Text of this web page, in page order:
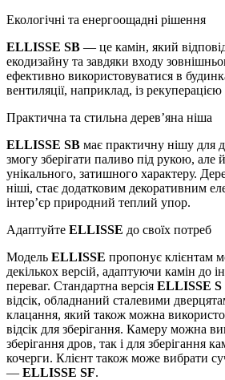
Екологічні та енергоощадні рішення
ELLISSE SB — це камін, який
екодизайну та завдяки входу
ефективно використовуватися в
вентиляції, наприклад, із рекуперацією
Практична та стильна дерев’яна ніша
ELLISSE SB має практичну нішу для
змогу зберігати паливо під рукою, але
унікального, затишного характеру.
ніші, стає додатковим декоративним
інтер’єр природний теплий упор.
Адаптуйте ELLISSE до своїх потреб
Модель ELLISSE пропонує клієнтам
декількох версій, адаптуючи камін до
переваг. Стандартна версія ELLISSE S
відсік, обладнаний сталевими
клацання, який також можна
відсік для зберігання. Камеру можна
зберігання дров, так і для зберігання
кочерги. Клієнт також може вибрати
— ELLISSE SF.